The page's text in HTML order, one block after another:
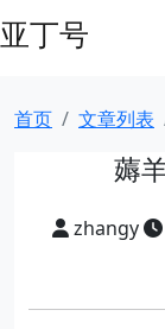
亚丁号
首页 文章列表
薅
zhangy